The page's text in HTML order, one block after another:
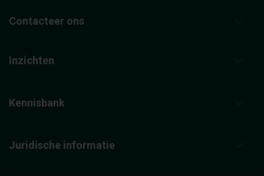
Contacteer ons
Inzichten
Kennisbank
Juridische informatie